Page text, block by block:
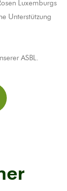
Luxemburgs
Unterstützung
ASBL.